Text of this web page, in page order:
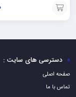
افزودن
به
دسترسی های سایت :
صفحه اصلی
تماس با ما